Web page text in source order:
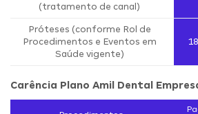
(tratamento de canal)
Próteses (conforme Rol de
Procedimentos e Eventos em
Saúde vigente)
Carência Plano Amil Dental